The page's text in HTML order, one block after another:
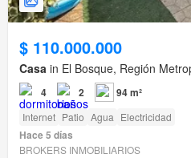
$ 110.000.000
Casa in El Bosque, Región
4 2 94 m²
Internet Patio Agua Electricidad
Hace 5 días
BROKERS INMOBILIARIOS